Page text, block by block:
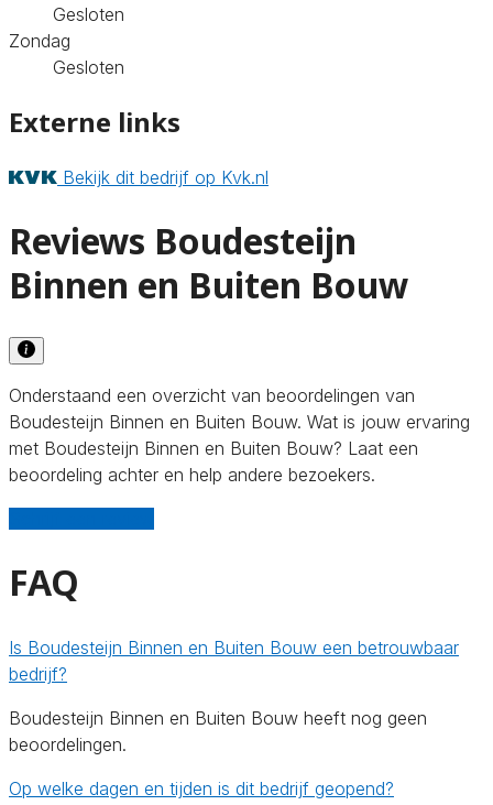
Gesloten
Zondag
Gesloten
Externe links
Bekijk dit bedrijf op Kvk.nl
Reviews Boudesteijn
Binnen en Buiten Bouw
Onderstaand een overzicht van beoordelingen van
Boudesteijn Binnen en Buiten Bouw. Wat is jouw ervaring
met Boudesteijn Binnen en Buiten Bouw? Laat een
beoordeling achter en help andere bezoekers.
FAQ
Is Boudesteijn Binnen en Buiten Bouw een betrouwbaar
bedrijf?
Boudesteijn Binnen en Buiten Bouw heeft nog geen
beoordelingen.
Op welke dagen en tijden is dit bedrijf geopend?